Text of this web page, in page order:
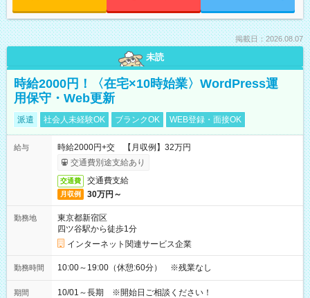
掲載日：2026.08.07
未読
時給2000円！〈在宅×10時始業〉WordPress運
用保守・Web更新
派遣 社会人未経験OK ブランクOK WEB登録・面接OK
給与
時給2000円+交 【月収例】32万円
交通費別途支給あり
交通費 交通費支給
月収例 30万円～
勤務地
東京都新宿区
四ツ谷駅から徒歩1分
インターネット関連サービス企業
勤務時間 10:00～19:00（休憩:60分） ※残業なし
期間 10/01～長期 ※開始日ご相談ください！